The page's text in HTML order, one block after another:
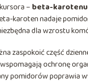
– beta-karotenu
karoten nadaje
dla wzrostu
zaspokoić część
wspomagają ochronę
pomidorów poprawia